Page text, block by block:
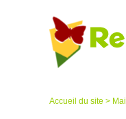
Accueil du site >